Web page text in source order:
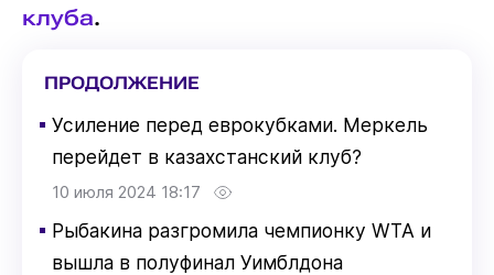
клуба.
ПРОДОЛЖЕНИЕ
▪ Усиление перед еврокубками. Меркель
перейдет в казахстанский клуб?
10 июля 2024 18:17
▪ Рыбакина разгромила чемпионку WTA и
вышла в полуфинал Уимблдона